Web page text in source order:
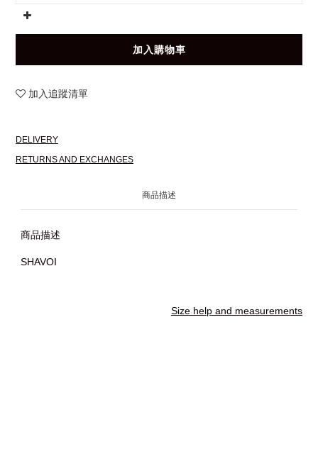
加入購物車
加入追蹤清單
DELIVERY
RETURNS AND EXCHANGES
商品描述
商品描述
SHAVOI
Size help and measurements